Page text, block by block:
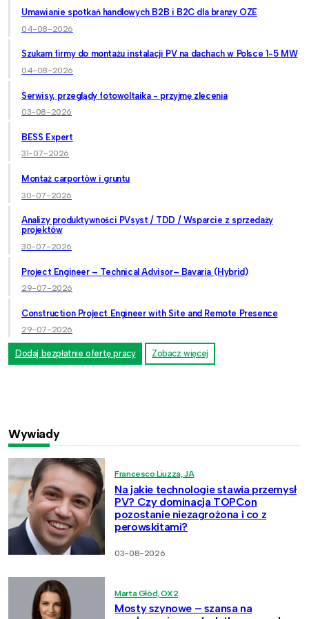
Umawianie spotkań handlowych B2B i B2C dla branży OZE
04-08-2026
Szukam firmy do montażu instalacji PV na dachach w Polsce 1-5 MW
04-08-2026
Serwisy, przeglądy fotowoltaika - przyjmę zlecenia
03-08-2026
BESS Expert
31-07-2026
Montaż carportów i gruntu
30-07-2026
Analizy produktywności PVsyst / TDD / Wsparcie z sprzedaży
projektów
30-07-2026
Project Engineer – Technical Advisor– Bavaria (Hybrid)
29-07-2026
Construction Project Engineer with Site and Remote Presence
29-07-2026
Dodaj bezpłatnie ofertę pracy Zobacz więcej
Wywiady
Francesco Liuzza, JA
Na jakie technologie stawia przemysł
PV? Czy dominacja TOPCon
pozostanie niezagrożona i co z
perowskitami?
03-08-2026
Marta Głód, OX2
Mosty szynowe – szansa na